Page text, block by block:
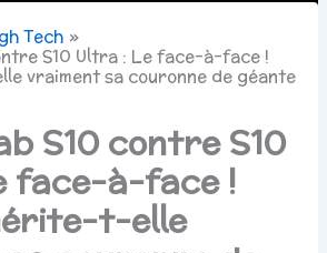
Tech
S10 Ultra : Le face-à-face !
vraiment sa couronne de géante
S10 contre S10
face-à-face !
t-elle